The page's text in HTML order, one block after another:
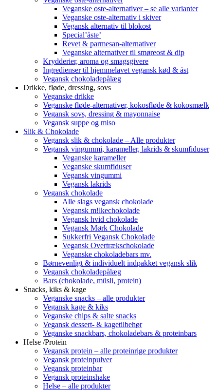
Veganske oste-alternativer – se alle varianter
Veganske oste-alternativ i skiver
Vegansk alternativ til blokost
Special’åste’
Revet & parmesan-alternativer
Veganske alternativer til smøreost & dip
Krydderier, aroma og smagsgivere
Ingredienser til hjemmelavet vegansk kød & åst
Vegansk chokoladepålæg
Drikke, fløde, dressing, sovs
Veganske drikke
Veganske fløde-alternativer, kokosfløde & kokosmælk
Vegansk sovs, dressing & mayonnaise
Vegansk suppe og miso
Slik & Chokolade
Vegansk slik & chokolade – Alle produkter
Vegansk vingummi, karameller, lakrids & skumfiduser
Veganske karameller
Veganske skumfiduser
Vegansk vingummi
Vegansk lakrids
Vegansk chokolade
Alle slags vegansk chokolade
Vegansk m!lkechokolade
Vegansk hvid chokolade
Vegansk Mørk Chokolade
Sukkerfri Vegansk Chokolade
Vegansk Overtrækschokolade
Veganske chokoladebars mv.
Børnevenligt & individuelt indpakket vegansk slik
Vegansk chokoladepålæg
Bars (chokolade, müsli, protein)
Snacks, kiks & kage
Veganske snacks – alle produkter
Vegansk kage & kiks
Veganske chips & salte snacks
Vegansk dessert- & kagetilbehør
Veganske snackbars, chokoladebars & proteinbars
Helse /Protein
Vegansk protein – alle proteinrige produkter
Vegansk proteinpulver
Vegansk proteinbar
Vegansk proteinshake
Helse – alle produkter